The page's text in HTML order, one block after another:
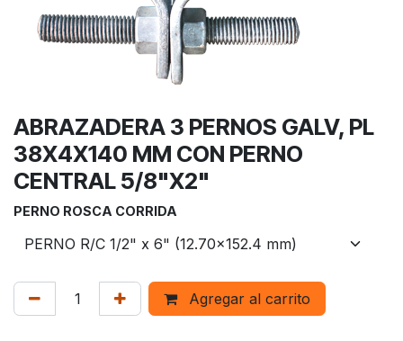
ABRAZADERA 3 PERNOS GALV, PL
38X4X140 MM CON PERNO
CENTRAL 5/8"X2"
PERNO ROSCA CORRIDA
Agregar al carrito